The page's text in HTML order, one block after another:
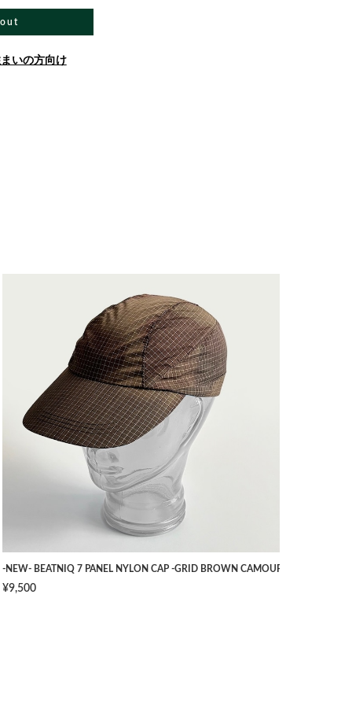
いの方向け
-NAVY- [W34]
-NEW- BEATNIQ 7 PANEL NYLON CAP -GRID BROWN CAMOUFLAGE- [ONE
¥9,500